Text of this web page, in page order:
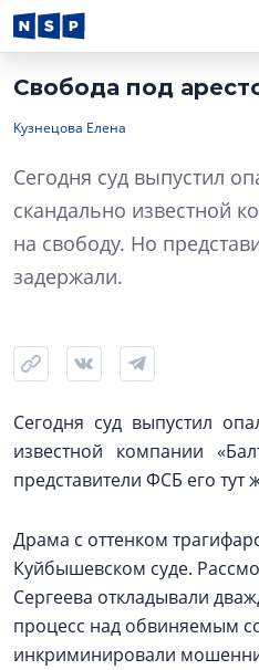
Свобода под
Кузнецова Елена
Сегодня суд выпустил
скандально известной
на свободу. Но
задержали.
Сегодня суд выпустил
известной компании
представители ФСБ его тут
Драма с оттенком
Куйбышевском суде.
Сергеева откладывали
процесс над обвиняемым
инкриминировали